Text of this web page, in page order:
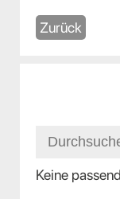
Zurück
Keine